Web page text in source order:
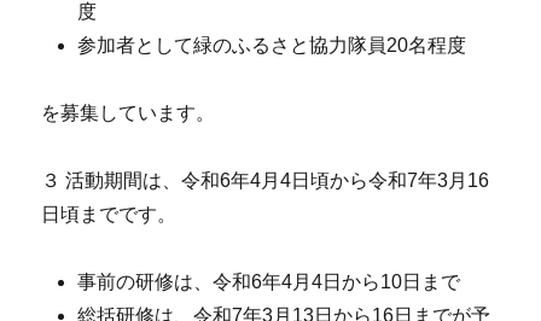
度
参加者として緑のふるさと協力隊員20名程度
を募集しています。
３ 活動期間は、令和6年4月4日頃から令和7年3月16
日頃までです。
事前の研修は、令和6年4月4日から10日まで
総括研修は、令和7年3月13日から16日までが予